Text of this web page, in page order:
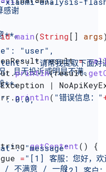
谢
**。
且无投诉或明显不满。
**。
/ 不满意 / 一般
main(String [] args
result =
.println(result.
|
. println( "错误信息："
getContent() {
="[1] 客服：您好，欢
"user",
"请帮我提取下面对话
0.0,
"message"